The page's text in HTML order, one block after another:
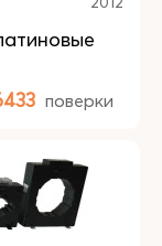
поверки